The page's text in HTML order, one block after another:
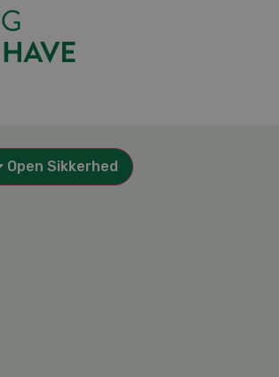
Open Sikkerhed